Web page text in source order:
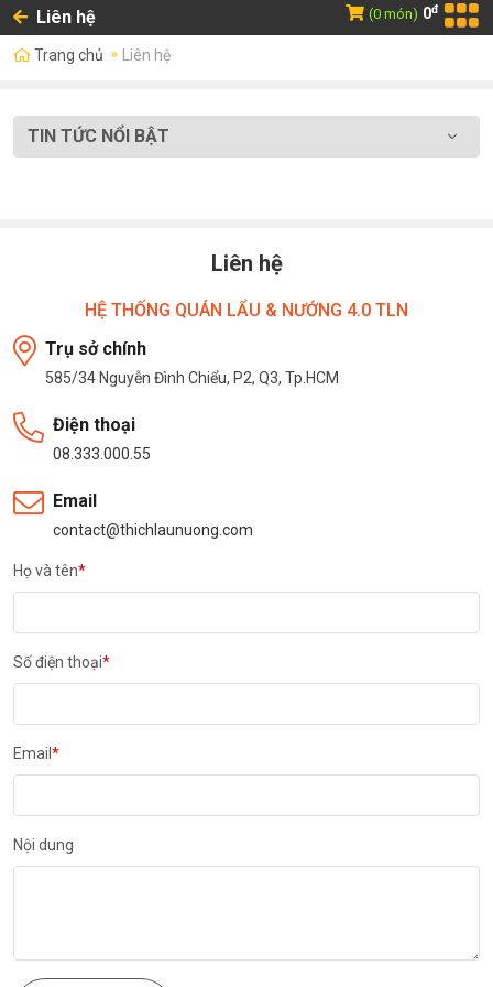
Liên hệ (0 món) 0đ
Trang chủ Liên hệ
Liên hệ
HỆ THỐNG QUÁN LẨU & NƯỚNG 4.0 TLN
Trụ sở chính
585/34 Nguyễn Đình Chiểu, P2, Q3, Tp.HCM
Điện thoại
08.333.000.55
Email
contact@thichlaunuong.com
Họ và tên*
Số điện thoại*
Email *
Nội dung
TIN TỨC NỔI BẬT